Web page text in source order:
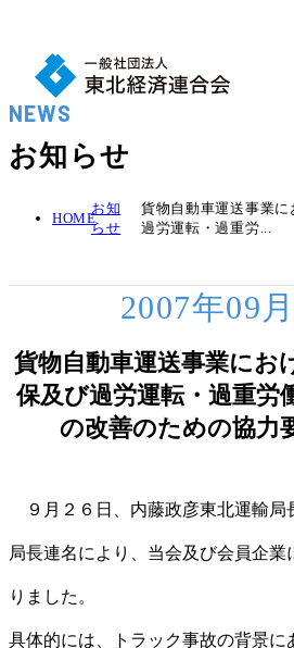
NEWS
お知らせ
HOME
お知
らせ
貨物自動車運送事業
過労運転・過重労...
2007年09
貨物自動車運送事業にお
保及び過労運転・過重労
の改善のための協力
９月２６日、内藤政彦東北運輸局
局長連名により、当会及び会員企業
りました。
具体的には、トラック事故の背景に